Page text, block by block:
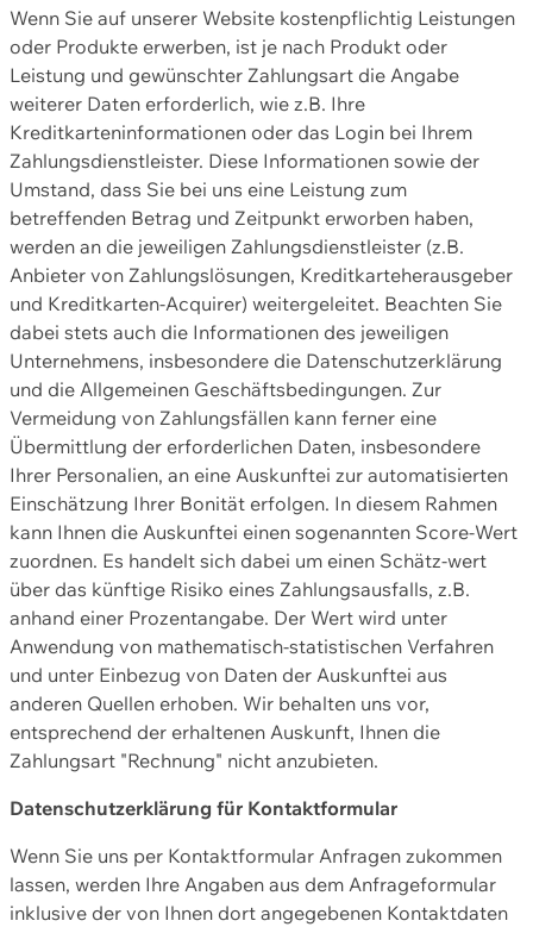
Wenn Sie auf unserer Website kostenpflichtig Leistungen
oder Produkte erwerben, ist je nach Produkt oder
Leistung und gewünschter Zahlungsart die Angabe
weiterer Daten erforderlich, wie z.B. Ihre
Kreditkarteninformationen oder das Login bei Ihrem
Zahlungsdienstleister. Diese Informationen sowie der
Umstand, dass Sie bei uns eine Leistung zum
betreffenden Betrag und Zeitpunkt erworben haben,
werden an die jeweiligen Zahlungsdienstleister (z.B.
Anbieter von Zahlungslösungen, Kreditkarteherausgeber
und Kreditkarten-Acquirer) weitergeleitet. Beachten Sie
dabei stets auch die Informationen des jeweiligen
Unternehmens, insbesondere die Datenschutzerklärung
und die Allgemeinen Geschäftsbedingungen. Zur
Vermeidung von Zahlungsfällen kann ferner eine
Übermittlung der erforderlichen Daten, insbesondere
Ihrer Personalien, an eine Auskunftei zur automatisierten
Einschätzung Ihrer Bonität erfolgen. In diesem Rahmen
kann Ihnen die Auskunftei einen sogenannten Score-Wert
zuordnen. Es handelt sich dabei um einen Schätz-wert
über das künftige Risiko eines Zahlungsausfalls, z.B.
anhand einer Prozentangabe. Der Wert wird unter
Anwendung von mathematisch-statistischen Verfahren
und unter Einbezug von Daten der Auskunftei aus
anderen Quellen erhoben. Wir behalten uns vor,
entsprechend der erhaltenen Auskunft, Ihnen die
Zahlungsart "Rechnung" nicht anzubieten.
Datenschutzerklärung für Kontaktformular
Wenn Sie uns per Kontaktformular Anfragen zukommen
lassen, werden Ihre Angaben aus dem Anfrageformular
inklusive der von Ihnen dort angegebenen Kontaktdaten